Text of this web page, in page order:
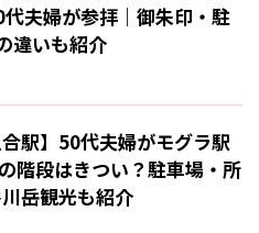
夫婦が参拝｜御朱印・駐
違いも紹介
合駅】50代夫婦がモグラ駅
階段はきつい？駐車場・所
岳観光も紹介